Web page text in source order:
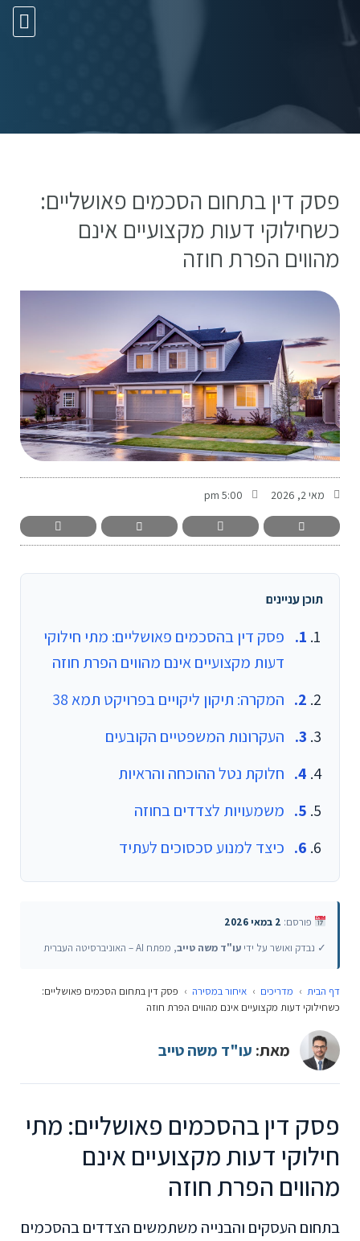
פסק דין בתחום הסכמים פאושליים:
כשחילוקי דעות מקצועיים אינם
מהווים הפרת חוזה
-
מאי 2, 2026 5:00 pm
תוכן עניינים
פסק דין בהסכמים פאושליים: מתי חילוקי
דעות מקצועיים אינם מהווים הפרת חוזה
המקרה: תיקון ליקויים בפרויקט תמא 38
העקרונות המשפטיים הקובעים
חלוקת נטל ההוכחה והראיות
משמעויות לצדדים בחוזה
כיצד למנוע סכסוכים לעתיד
פורסם: 2 במאי 2026
✓ נבדק ואושר על ידי עו"ד משה טייב, מפתח AI – האוניברסיטה העברית
דף הבית › מדריכים › איחור במסירה › פסק דין בתחום הסכמים פאושליים:
כשחילוקי דעות מקצועיים אינם מהווים הפרת חוזה
מאת: עו"ד משה טייב
פסק דין בהסכמים פאושליים: מתי
חילוקי דעות מקצועיים אינם
מהווים הפרת חוזה
בתחום העסקים והבנייה משתמשים הצדדים בהסכמים